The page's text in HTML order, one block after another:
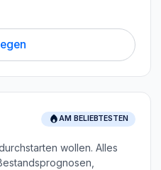
AM BELIEBTESTEN
wollen. Alles